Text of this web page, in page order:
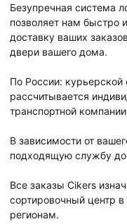
Безупречная система
позволяет нам быстро
доставку ваших
двери вашего дома.
По России:
рассчитывается
транспортной
В зависимости от
подходящую службу
Все заказы Cikers
сортировочный центр
регионам.